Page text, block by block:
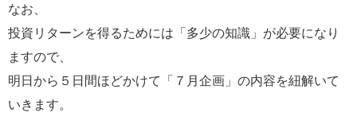
なお、
投資リターンを得るためには「多少の知識」が必要になり
ますので、
明日から５日間ほどかけて「７月企画」の内容を紐解いて
いきます。